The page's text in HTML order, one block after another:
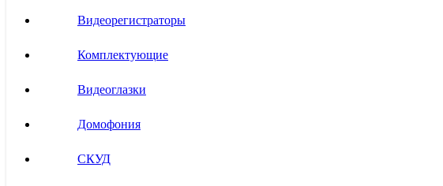
Видеорегистраторы
Комплектующие
Видеоглазки
Домофония
СКУД